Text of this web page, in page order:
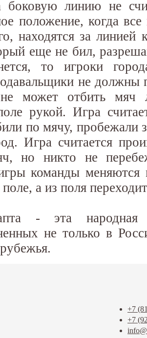
боковую линию не
положение, когда
находятся за линией
еще не бил,
то игроки
не должны
может отбить мяч
рукой. Игра
по мячу, пробежали
Игра считается
но никто не
команды меняются
а из поля
- эта
не только в
+7
+7